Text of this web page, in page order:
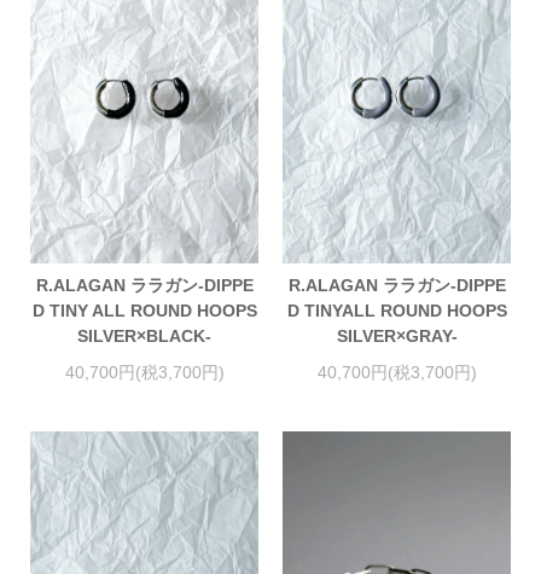
R.ALAGAN ララガン-DIPPE
D TINY ALL ROUND HOOPS
SILVER×BLACK-
40,700円(税3,700円)
R.ALAGAN ララガン-DIPPE
D TINYALL ROUND HOOPS
SILVER×GRAY-
40,700円(税3,700円)